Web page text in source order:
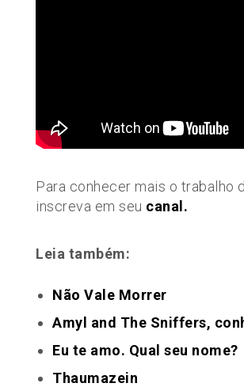
Para conhecer mais o trabalho
inscreva em seu canal.
Leia também:
Não Vale Morrer
Amyl and The Sniffers,
Eu te amo. Qual seu nome?
Thaumazein